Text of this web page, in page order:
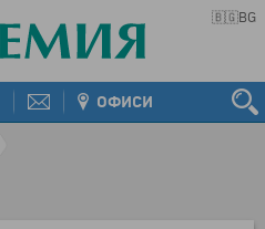
🇧🇬BG
ОФИСИ